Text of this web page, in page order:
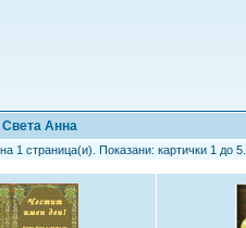
Света Анна
1 страница(и). Показани: картички 1 до